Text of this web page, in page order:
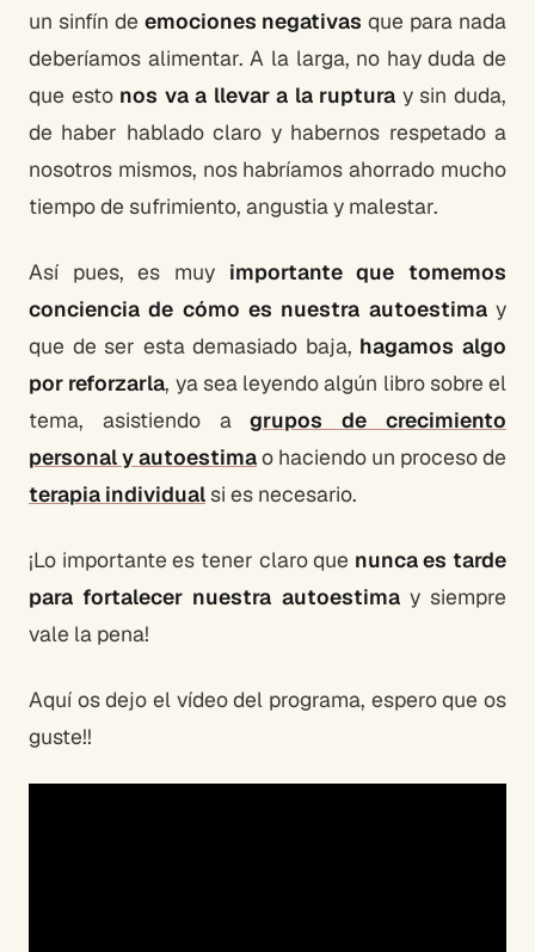
un sinfín de emociones negativas que para nada
deberíamos alimentar. A la larga, no hay duda de
que esto nos va a llevar a la ruptura y sin duda,
de haber hablado claro y habernos respetado a
nosotros mismos, nos habríamos ahorrado mucho
tiempo de sufrimiento, angustia y malestar.
Así pues, es muy importante que tomemos
conciencia de cómo es nuestra autoestimay
que de ser esta demasiado baja, hagamos algo
por reforzarla, ya sea leyendo algún libro sobre el
tema, asistiendo agrupos de crecimiento
personal y autoestimao haciendo un proceso de
terapia individualsi es necesario.
¡Lo importante es tener claro que nunca es tarde
para fortalecer nuestra autoestimay siempre
vale la pena!
Aquí os dejo el vídeo del programa, espero que os
guste!!